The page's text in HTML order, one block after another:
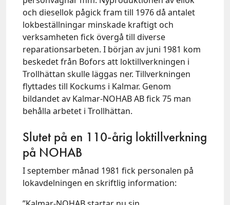
och diesellok pågick fram till 1976 då antalet
lokbeställningar minskade kraftigt och
verksamheten fick övergå till diverse
reparationsarbeten. I början av juni 1981 kom
beskedet från Bofors att loktillverkningen i
Trollhättan skulle läggas ner. Tillverkningen
flyttades till Kockums i Kalmar. Genom
bildandet av Kalmar-NOHAB AB fick 75 man
behålla arbetet i Trollhättan.
Slutet på en 110-årig loktillverkning
på NOHAB
I september månad 1981 fick personalen på
lokavdelningen en skriftlig information: